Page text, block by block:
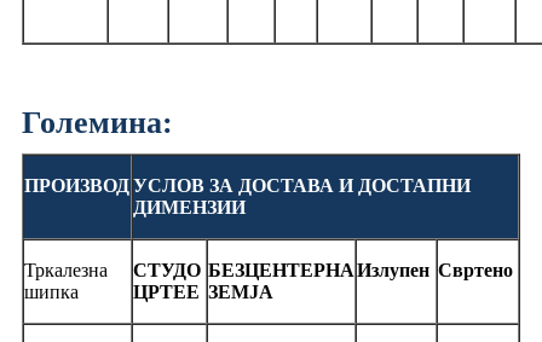
Големина:
ПРОИЗВОДУСЛОВ ЗА ДОСТАВА И ДОСТАПНИ
ДИМЕНЗИИ
Тркалезна
шипка
СТУДО
ЦРТЕЕ
БЕЗЦЕНТЕРНА
ЗЕМЈА
Излупен Свртено